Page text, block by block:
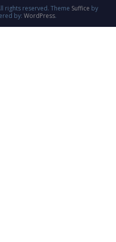
rights reserved. Theme Suffice by
by: WordPress.